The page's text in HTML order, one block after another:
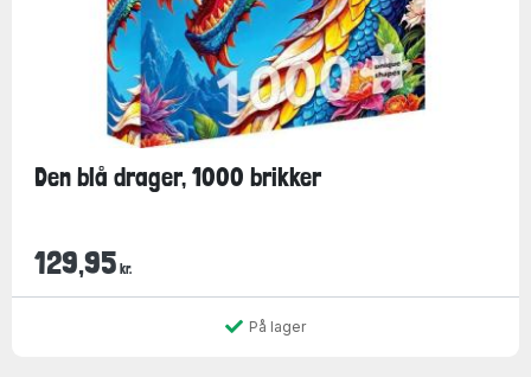
Den blå drager, 1000 brikker
129,95 kr.
På lager